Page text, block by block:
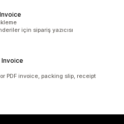
için sipariş yazıcısı
Invoice
PDF invoice, packing slip, receipt